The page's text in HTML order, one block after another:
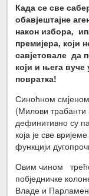
Када се све
обавјештајне
након избора,
премијера, који
савјетовале да
који и њега вуче
повратка!
Синоћном смјеном
(Милови
дефинитивно су
која је све
функцији
Овим чином
побједничке
Владе и